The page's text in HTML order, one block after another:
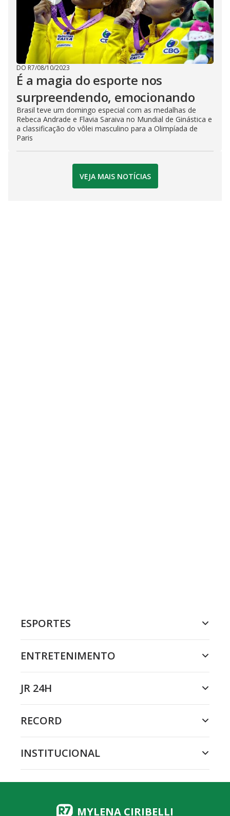
DO R7/08/10/2023
É a magia do esporte nos
surpreendendo, emocionando
Brasil teve um domingo especial com as medalhas de
Rebeca Andrade e Flavia Saraiva no Mundial de Ginástica e
a classificação do vôlei masculino para a Olimpíada de
Paris
VEJA MAIS NOTÍCIAS
ESPORTES
ENTRETENIMENTO
JR 24H
RECORD
INSTITUCIONAL
MYLENA CIRIBELLI